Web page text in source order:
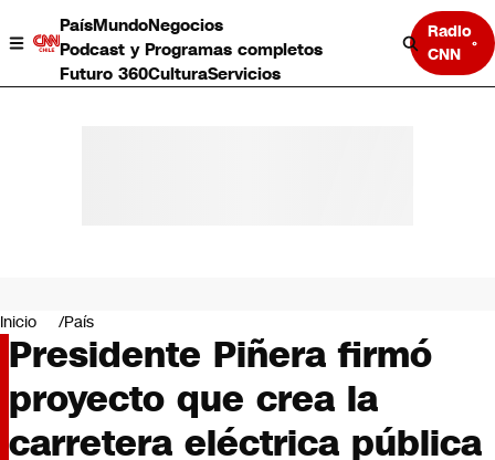
PaísMundoNegocios
Podcast y Programas completos
Futuro 360CulturaServicios
Radio
CNN
Negocios
Deportes
Programas completos
Cultura
Servicios
Bits
Inicio País
Presidente Piñera firmó
proyecto que crea la
carretera eléctrica pública